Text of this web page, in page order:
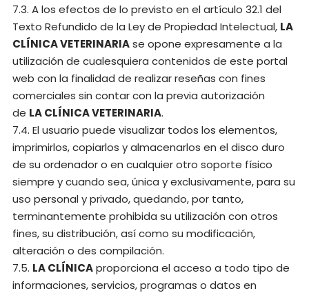
7.3. A los efectos de lo previsto en el artículo 32.1 del
Texto Refundido de la Ley de Propiedad Intelectual, LA
CLÍNICA VETERINARIAse opone expresamente a la
utilización de cualesquiera contenidos de este portal
web con la finalidad de realizar reseñas con fines
comerciales sin contar con la previa autorización
de LA CLÍNICA VETERINARIA.
7.4. El usuario puede visualizar todos los elementos,
imprimirlos, copiarlos y almacenarlos en el disco duro
de su ordenador o en cualquier otro soporte físico
siempre y cuando sea, única y exclusivamente, para su
uso personal y privado, quedando, por tanto,
terminantemente prohibida su utilización con otros
fines, su distribución, así como su modificación,
alteración o des compilación.
7.5. LA CLÍNICAproporciona el acceso a todo tipo de
informaciones, servicios, programas o datos en